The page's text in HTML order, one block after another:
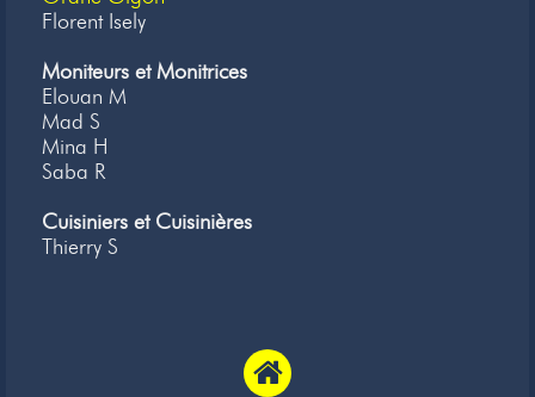
Florent Isely
Moniteurs et Monitrices
Elouan M
Mad S
Mina H
Saba R
Cuisiniers et Cuisinières
Thierry S